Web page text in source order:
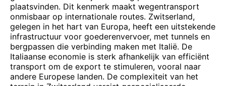
plaatsvinden. Dit kenmerk maakt wegentransport
onmisbaar op internationale routes. Zwitserland,
gelegen in het hart van Europa, heeft een uitstekende
infrastructuur voor goederenvervoer, met tunnels en
bergpassen die verbinding maken met Italië. De
Italiaanse economie is sterk afhankelijk van efficiënt
transport om de export te stimuleren, vooral naar
andere Europese landen. De complexiteit van het